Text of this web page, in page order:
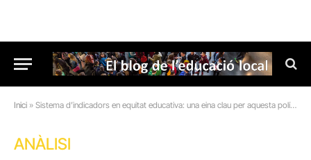
Inici » Sistema d’indicadors en equitat educativa: una eina clau per aquesta política (i per totes!)
ANÀLISI